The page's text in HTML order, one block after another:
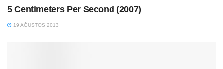
5 Centimeters Per Second (2007)
19 AĞUSTOS 2013